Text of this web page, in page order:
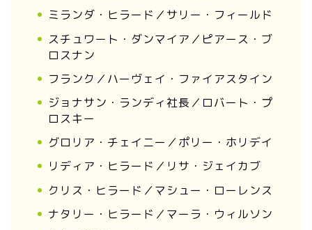
ミランダ・ヒラード／サリー・フィールド
スチュワート・ダンマイア／ピアース・ブ
ロスナン
フランク／ハーヴェイ・ファイアスタイン
ジョナサン・ランディ社長／ロバート・プ
ロスキー
グロリア・チェイニー／ポリー・ホリデイ
リディア・ヒラード／リサ・ジェイカブ
クリス・ヒラード／マシュー・ローレンス
ナタリー・ヒラード／マーラ・ウィルソン